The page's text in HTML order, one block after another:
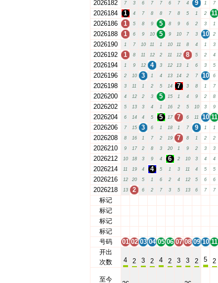
2026182
7 3 6 7 7 6 7 4 9 1 7
2026184 1 4 7 8 8 7 8 5 1 2 11
2026186 1 5 8 9 5 8 9 6 2 3 1
2026188 1 6 9 10 5 9 10 7 3 10 2
2026190 1 7 10 11 1 10 11 8 4 1 3
2026192 1 8 11 12 2 11 12 8 5 2 4
2026194 1 9 12 4 3 12 13 1 6 3 5
2026196 2 10 3 1 4 13 14 2 7 10 6
2026198 3 11 1 2 5 14 7 3 8 1 7
2026200 4 12 2 3 5 15 1 4 9 2 8
2026202 5 13 3 4 1 16 2 5 10 3 9
2026204 6 14 4 5 5 17 7 6 11 10 11
2026206 7 15 3 6 1 18 1 7 9 1 1
2026208
8 16 1 7 2 19 7 8 1 2 2
2026210 9 17 2 8 3 20 1 9 2 3 3
2026212
10 18 3 9 4 6 2 10 3 4 4
2026214 11 19 4 4 5 1 3 11 4 5 5
2026216 12 20 5 1 6 2 4 12 5 6 6
2026218 13 2 6 2 7 3 5 13 6 7 7
标记
标记
标记
标记
号码
01 02 03 04 05 06 07 08 09 10 11
开出
次数
4 2 3 2 4 2 3 3 2 5 2
至今